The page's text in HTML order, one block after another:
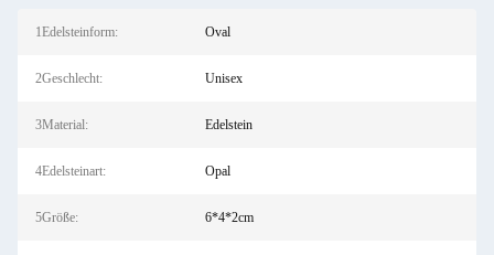
1Edelsteinform: Oval
2Geschlecht: Unisex
3Material: Edelstein
4Edelsteinart: Opal
5Größe: 6*4*2cm